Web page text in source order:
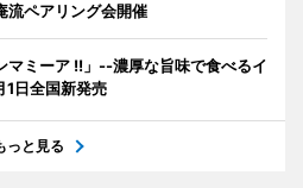
流ペアリング会開催
マミーア !!」--濃厚な旨味で食べるイ
1日全国新発売
っと見る